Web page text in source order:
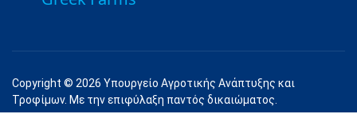
Copyright © 2026 Υπουργείο Αγροτικής Ανάπτυξης και
Τροφίμων. Με την επιφύλαξη παντός δικαιώματος.